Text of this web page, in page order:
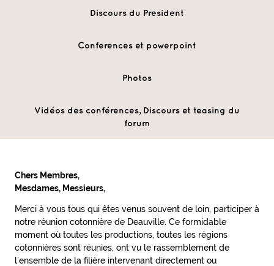
Discours du President
Conferences et powerpoint
Photos
Vidéos des conférences, Discours et teasing du
forum
Chers Membres,
Mesdames, Messieurs,
Merci à vous tous qui êtes venus souvent de loin, participer à
notre réunion cotonnière de Deauville. Ce formidable
moment où toutes les productions, toutes les régions
cotonnières sont réunies, ont vu le rassemblement de
l’ensemble de la filière intervenant directement ou